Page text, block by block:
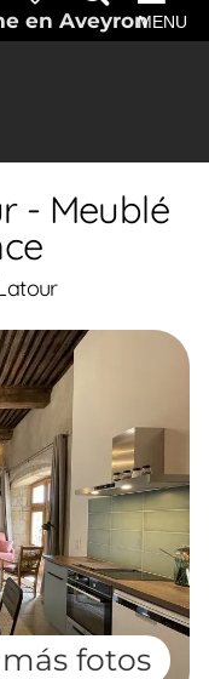
en AveyronMENU
- Meublé
fotos